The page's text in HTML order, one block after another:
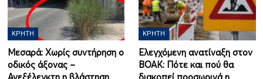
ΚΡΉΤΗ
Μεσαρά: Χωρίς συντήρηση ο
οδικός άξονας –
ΚΡΉΤΗ
Ελεγχόμενη ανατίναξη στον
ΒΟΑΚ: Πότε και πού θα